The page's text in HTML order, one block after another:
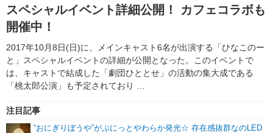
グッズ イベント
舞台 新帝スタ
ラキりす
番組・動画一覧 ラジオ
連載・ブログ
連載・ブログ一覧
編集部ブログ・お知らせ
スペシャルイベント詳細公開！ カフェコラボも
開催中！
2017年10月8日(日)に、メインキャスト6名が出演する「ひなこのー
と」スペシャルイベントの詳細が公開となった。このイベントで
は、キャストで結成した「劇団ひととせ」の活動の集大成である
「桃太郎公演」も予定されており …
注目記事
“おにぎりぼうや”がぷにっとやわらか発光☆ 存在感抜群なのLED